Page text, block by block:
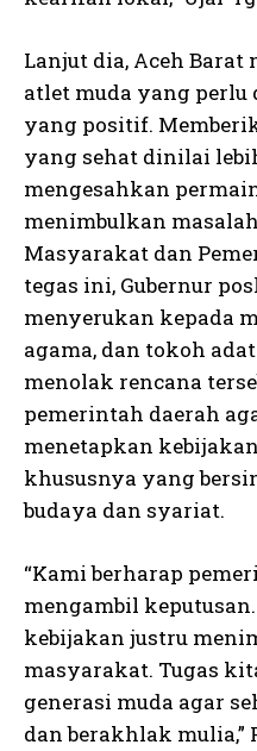
Lanjut dia, Aceh
atlet muda yang
yang positif.
yang sehat dinilai
mengesahkan
menimbulkan
Masyarakat dan
tegas ini, Gubernur
menyerukan kepada
agama, dan tokoh
menolak rencana
pemerintah daerah
menetapkan
khususnya yang
budaya dan syariat.
“Kami berharap
mengambil
kebijakan justru
masyarakat. Tugas
generasi muda agar
dan berakhlak mulia,”